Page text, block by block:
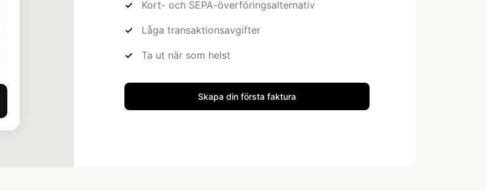
Kort- och SEPA-överföringsalternativ
Låga transaktionsavgifter
Ta ut när som helst
Skapa din första faktura